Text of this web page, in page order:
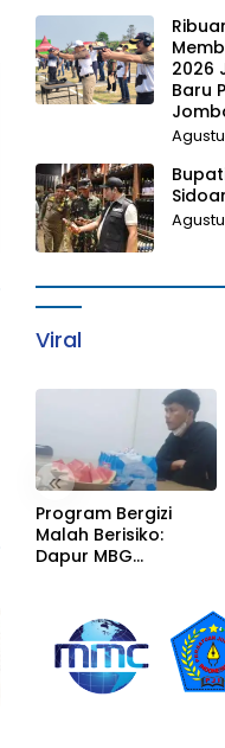
2026
Baru
Viral
«
Program Bergizi
Malah Berisiko:
Dapur MBG
Fasilitas Jauh dari
Standar